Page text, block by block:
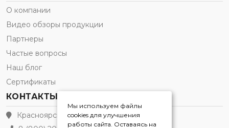
Мы используем файлы
cookies для улучшения
работы сайта. Оставаясь на
О компании
Видео обзоры продукции
Партнеры
Частые вопросы
Наш блог
Сертификаты
КОНТАКТЫ
Красноярск